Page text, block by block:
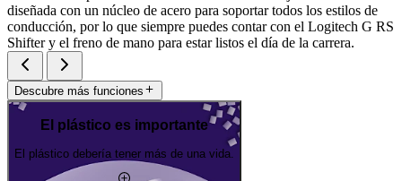
diseñada con un núcleo de acero para soportar todos los estilos de
conducción, por lo que siempre puedes contar con el Logitech G RS
Shifter y el freno de mano para estar listos el día de la carrera.
Descubre más funciones
El plástico es importante
El plástico debería tener más de una vida.